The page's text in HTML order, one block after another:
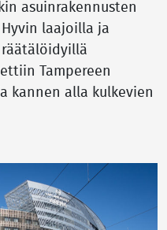
asuinrakennusten
laajoilla ja
Tampereen
kannen alla kulkevien